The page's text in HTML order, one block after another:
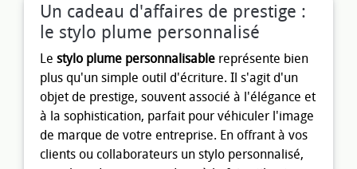
Un cadeau d'affaires de prestige :
le stylo plume personnalisé
Le stylo plume personnalisable représente bien
plus qu'un simple outil d'écriture. Il s'agit d'un
objet de prestige, souvent associé à l'élégance et
à la sophistication, parfait pour véhiculer l'image
de marque de votre entreprise. En offrant à vos
clients ou collaborateurs un stylo personnalisé,